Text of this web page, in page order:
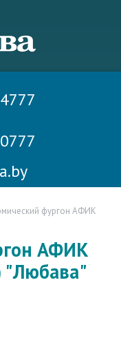
фургон АФИК
АФИК
"Любава"